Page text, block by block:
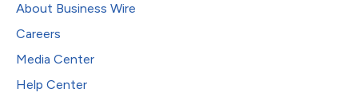
About Business Wire
Careers
Media Center
Help Center